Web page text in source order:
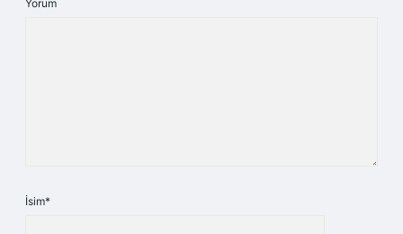
Yorum
İsim*